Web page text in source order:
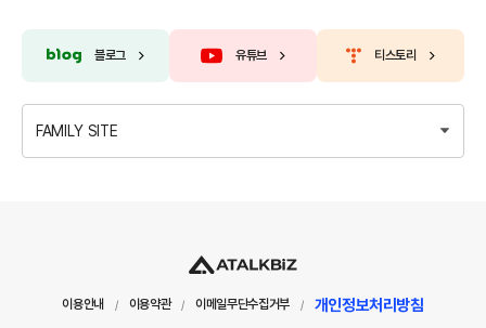
블로그 유튜브 티스토리
FAMILY SITE
이용안내 / 이용약관 / 이메일무단수집거부 / 개인정보처리방침